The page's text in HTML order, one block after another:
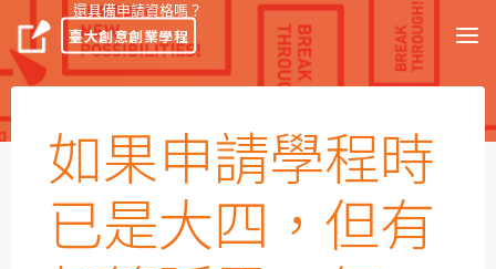
臺大創意創業學程
還具備申請資格嗎？
如果申請學程時
已是大四，但有